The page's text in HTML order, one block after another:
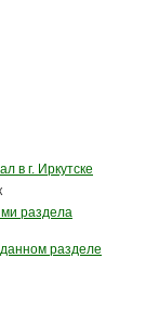
г. Иркутске
раздела
разделе